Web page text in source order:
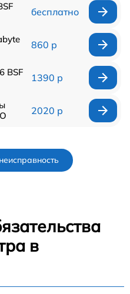
бесплатно
860 р
BSF
1390 р
2020 р
в